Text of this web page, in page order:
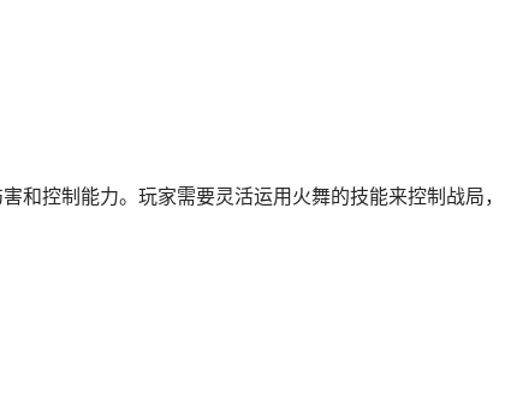
和控制能力。玩家需要灵活运用火舞的技能来控制战局，